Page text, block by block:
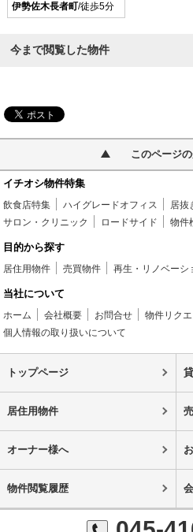
伊勢佐木長者町/徒歩5分
今まで閲覧した物件
このページ
イチオシ物件特集
飲食店特集 ハイグレードオフィス 居抜
サロン・クリニック
ロードサイド 物件
目的から探す
居住用物件 売買物件 再生・リノベーシ
当社について
ホーム 会社概要 お問合せ 物件リクエ
個人情報の取り扱いについて
トップページ
居住用物件
オーナー様へ
物件閲覧履歴